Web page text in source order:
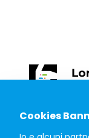
© Copyright
Cookies